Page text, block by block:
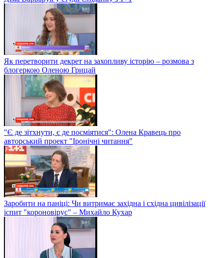
Як перетворити декрет на захопливу історію – розмова з
блогеркою Оленою Грицай
"Є де зітхнути, є де посміятися": Олена Кравець про
авторський проект "Іронічні читання"
Заробити на паніці: Чи витримає західна і східна цивілізації
іспит "короновірус" – Михайло Кухар